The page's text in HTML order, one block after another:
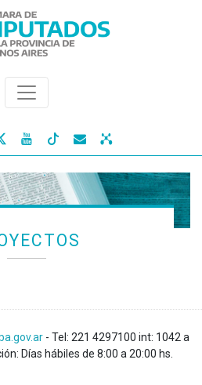
  
- Tel: 221 4297100 int: 1042 a
Días hábiles de 8:00 a 20:00 hs.